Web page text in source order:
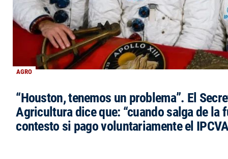
AGRO
“Houston, tenemos un problema”. El
Agricultura dice que: “cuando salga de la
contesto si pago voluntariamente el